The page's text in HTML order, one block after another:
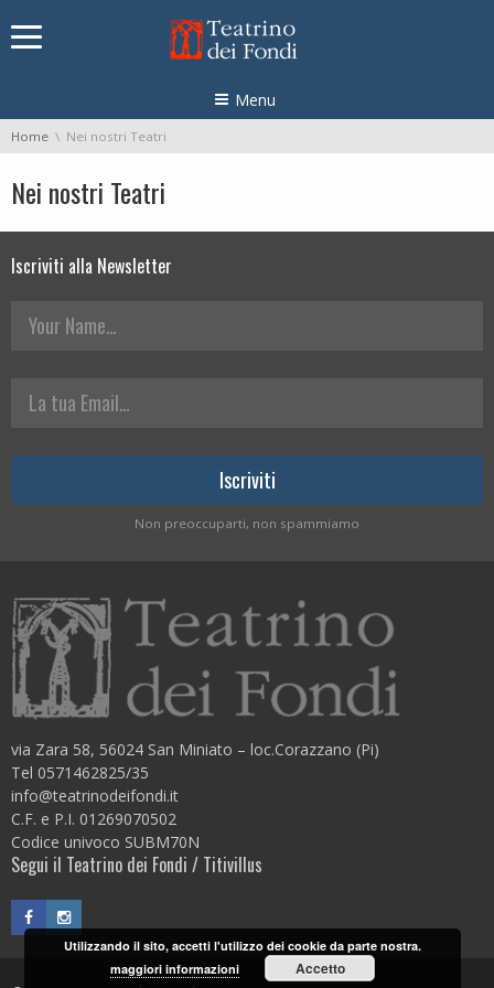
Menu
You are here:
Home Nei nostri Teatri
Nei nostri Teatri
Iscriviti alla Newsletter
Your Name
La tua Email
Non preoccuparti, non spammiamo
via Zara 58, 56024 San Miniato – loc.Corazzano (Pi)
Tel 0571462825/35
info@teatrinodeifondi.it
C.F. e P.I. 01269070502
Codice univoco SUBM70N
Segui il Teatrino dei Fondi / Titivillus
Utilizzando il sito, accetti l'utilizzo dei cookie da parte nostra.
maggiori informazioni
Accetto